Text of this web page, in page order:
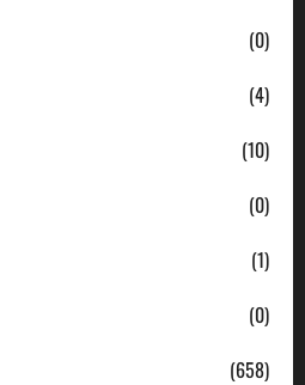
(0)
(4)
(10)
(0)
(1)
(0)
(658)